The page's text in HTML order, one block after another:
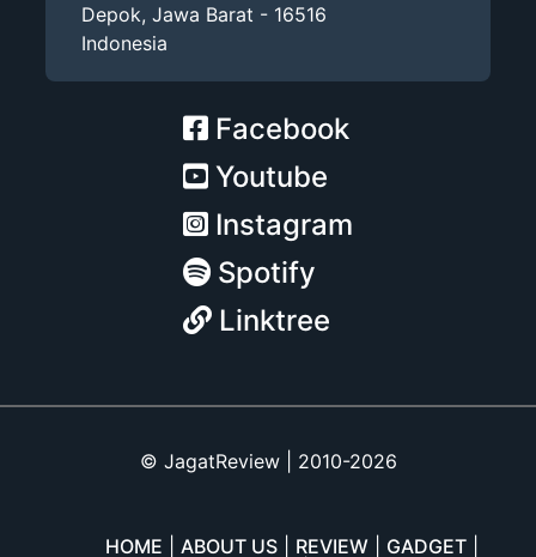
Depok, Jawa Barat - 16516
Indonesia
Facebook
Youtube
Instagram
Spotify
Linktree
© JagatReview | 2010-2026
HOME ABOUT US REVIEW
GADGET